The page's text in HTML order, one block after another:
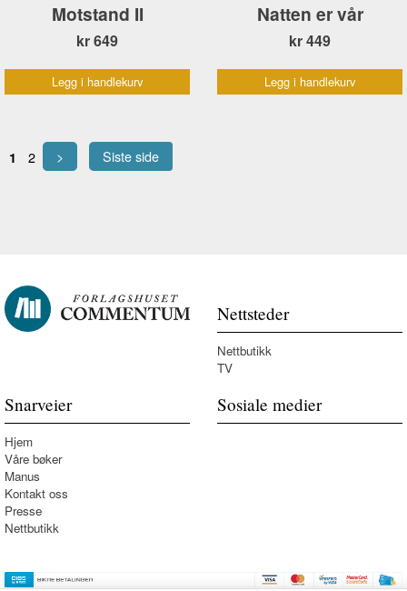
Motstand II
kr 649
Legg i handlekurv
Natten er vår
kr 449
Legg i handlekurv
1 2 > Siste side
Nettsteder
Nettbutikk
TV
Snarveier
Hjem
Våre bøker
Manus
Kontakt oss
Presse
Nettbutikk
Sosiale medier